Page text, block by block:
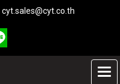
cyt.sales@cyt.co.th